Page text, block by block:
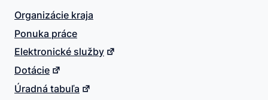
Organizácie kraja
Ponuka práce
Elektronické služby
Dotácie
Úradná tabuľa